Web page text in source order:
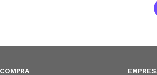
COMPRA